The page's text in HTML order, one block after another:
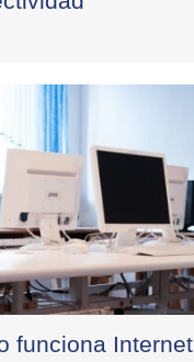
funciona Internet